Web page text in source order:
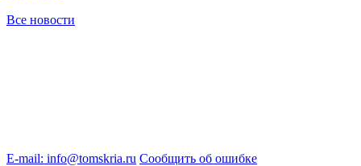
Все новости
E-mail: info@tomskria.ru Сообщить об ошибке